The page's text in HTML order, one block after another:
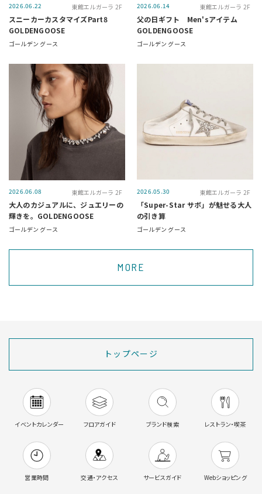
2026.06.22 東館エルガーラ 2F
スニーカーカスタマイズPart8
GOLDENGOOSE
ゴールデン グース
2026.06.14 東館エルガーラ 2F
父の日ギフト Men'sアイテム
GOLDENGOOSE
ゴールデン グース
2026.06.08 東館エルガーラ 2F
大人のカジュアルに、ジュエリーの
輝きを。GOLDENGOOSE
ゴールデン グース
2026.05.30 東館エルガーラ 2F
「Super-Star サボ」が魅せる大人
の引き算
ゴールデン グース
MORE
トップページ
イベントカレンダー フロアガイド ブランド検索 レストラン・喫茶
営業時間 交通・アクセス サービスガイド Webショッピング